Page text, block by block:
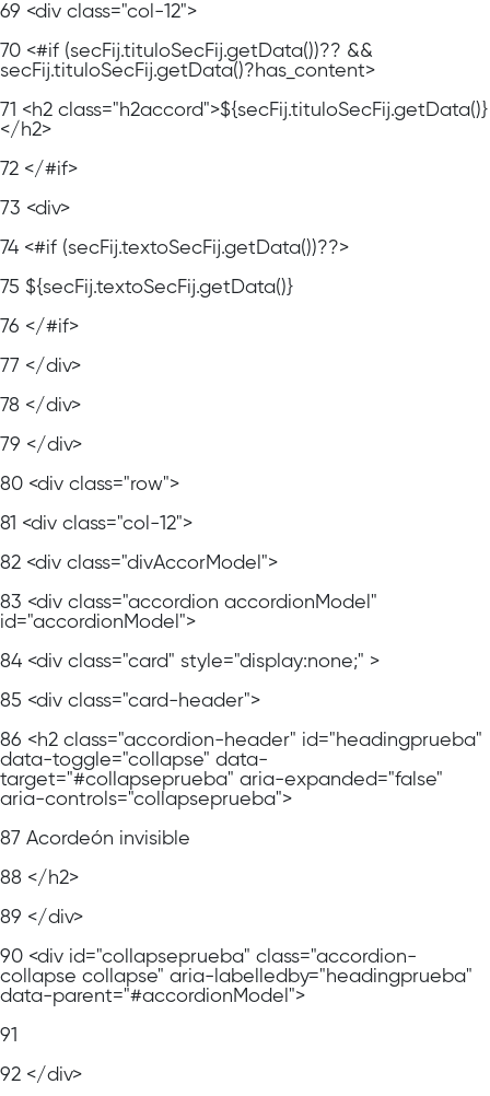
69 <div class="col-12">
70 <#if (secFij.tituloSecFij.getData())?? &&
secFij.tituloSecFij.getData()?has_content>
71 <h2 class="h2accord">${secFij.tituloSecFij.getData()}
</h2>
72 </#if>
73 <div>
74 <#if (secFij.textoSecFij.getData())??>
75 ${secFij.textoSecFij.getData()}
76 </#if>
77 </div>
78 </div>
79 </div>
80 <div class="row">
81 <div class="col-12">
82 <div class="divAccorModel">
83 <div class="accordion accordionModel"
id="accordionModel">
84 <div class="card" style="display:none;" >
85 <div class="card-header">
86 <h2 class="accordion-header" id="headingprueba"
data-toggle="collapse" data-
target="#collapseprueba" aria-expanded="false"
aria-controls="collapseprueba">
87 Acordeón invisible
88 </h2>
89 </div>
90 <div id="collapseprueba" class="accordion-
collapse collapse" aria-labelledby="headingprueba"
data-parent="#accordionModel">
91
92 </div>